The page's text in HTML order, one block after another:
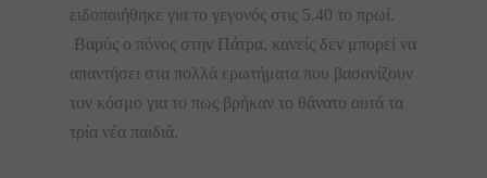
ειδοποιήθηκε για το γεγονός στις 5.40 το πρωί.
Βαρύς ο πόνος στην Πάτρα, κανείς δεν μπορεί να
απαντήσει στα πολλά ερωτήματα που βασανίζουν
τον κόσμο για το πως βρήκαν το θάνατο αυτά τα
τρία νέα παιδιά.